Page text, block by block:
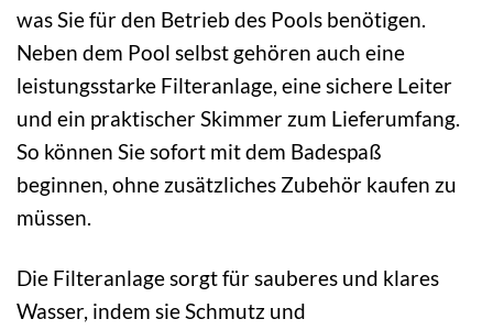
was Sie für den Betrieb des Pools benötigen.
Neben dem Pool selbst gehören auch eine
leistungsstarke Filteranlage, eine sichere Leiter
und ein praktischer Skimmer zum Lieferumfang.
So können Sie sofort mit dem Badespaß
beginnen, ohne zusätzliches Zubehör kaufen zu
müssen.
Die Filteranlage sorgt für sauberes und klares
Wasser, indem sie Schmutz und